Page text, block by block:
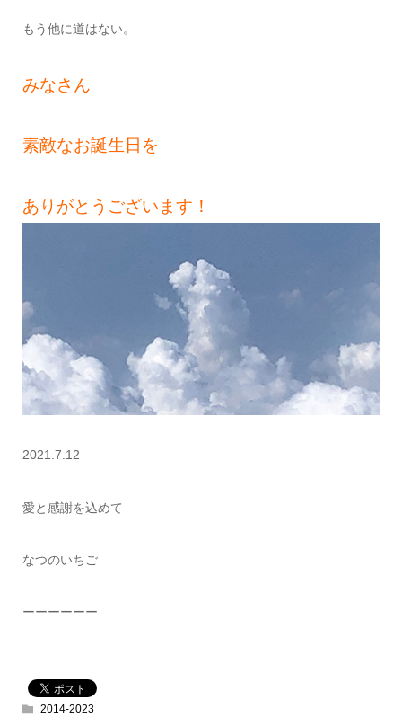
もう他に道はない。
みなさん
素敵なお誕生日を
ありがとうございます！
2021.7.12
愛と感謝を込めて
なつのいちご
ーーーーーー
2014-2023